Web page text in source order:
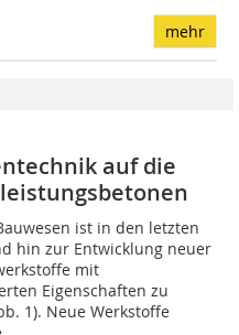
mehr
auf die
ist in den letzten
hin zur Entwicklung neuer
mit
Eigenschaften zu
1). Neue Werkstoffe